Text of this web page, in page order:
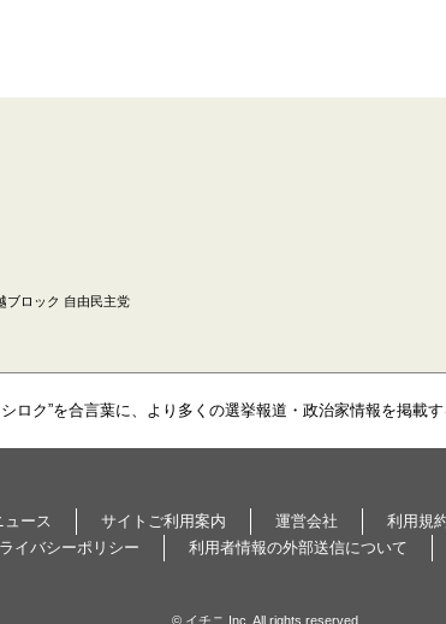
ブロック 自由民主党
ロク”を合言葉に、より多くの選挙報道・政治家情報を掲載
ュース サイトご利用案内 運営会社 利用規
イバシーポリシー
利用者情報の外部送信について
© イチニ Inc. All rights reserved.